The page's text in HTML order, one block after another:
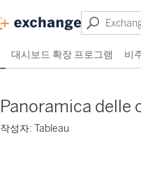
대시보드 확장 프로그램 비
Panoramica delle
작성자: Tableau